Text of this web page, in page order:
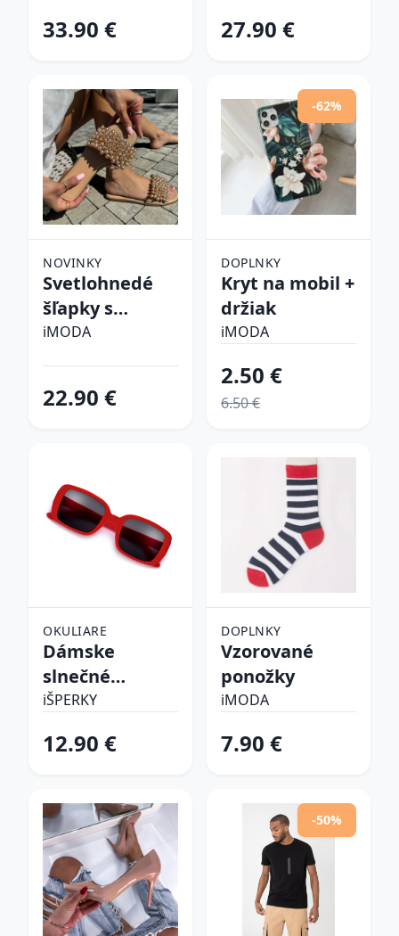
33.90 € 27.90 €
NOVINKY
Svetlohnedé
šľapky s
perličkami
iMODA
22.90 €
-62%
DOPLNKY
Kryt na mobil +
držiak
iMODA
2.50 €
6.50 €
OKULIARE
Dámske
slnečné
okuliare
iŠPERKY
12.90 €
DOPLNKY
Vzorované
ponožky
iMODA
7.90 €
-50%